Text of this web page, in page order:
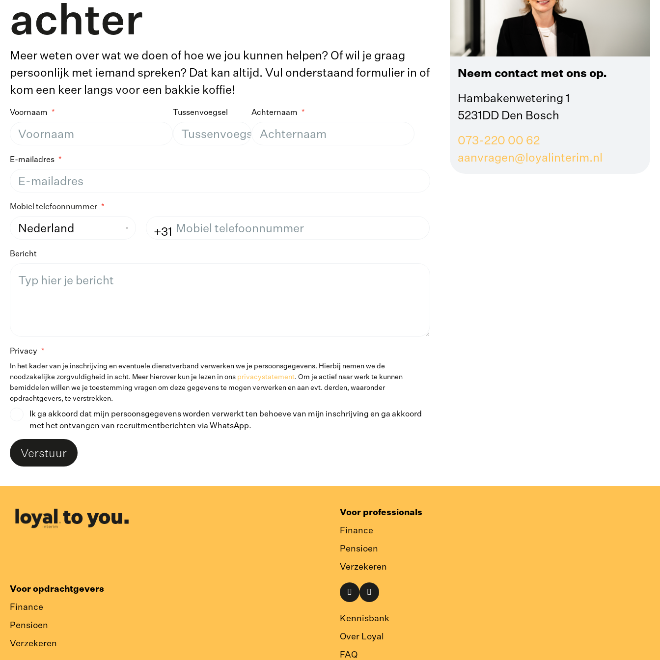
achter
Meer weten over wat we doen of hoe we jou kunnen helpen? Of wil je graag
persoonlijk met iemand spreken? Dat kan altijd. Vul onderstaand formulier in of
kom een keer langs voor een bakkie koffie!
Voornaam Tussenvoegsel Achternaam
E-mailadres
Mobiel telefoonnummer
Nederland +31
Bericht
Privacy
In het kader van je inschrijving en eventuele dienstverband verwerken we je persoonsgegevens. Hierbij nemen we de
noodzakelijke zorgvuldigheid in acht. Meer hierover kun je lezen in ons privacystatement. Om je actief naar werk te kunnen
bemiddelen willen we je toestemming vragen om deze gegevens te mogen verwerken en aan evt. derden, waaronder
opdrachtgevers, te verstrekken.
Ik ga akkoord dat mijn persoonsgegevens worden verwerkt ten behoeve van mijn inschrijving en ga akkoord
met het ontvangen van recruitmentberichten via WhatsApp.
Verstuur
Neem contact met ons op.
Hambakenwetering 1
5231DD Den Bosch
073-220 00 62
aanvragen@loyalinterim.nl
Voor professionals
Finance
Pensioen
Verzekeren
Voor opdrachtgevers
Finance
Pensioen
Verzekeren
Naar
onze
paginapagina
Kennisbank
Over Loyal
FAQ